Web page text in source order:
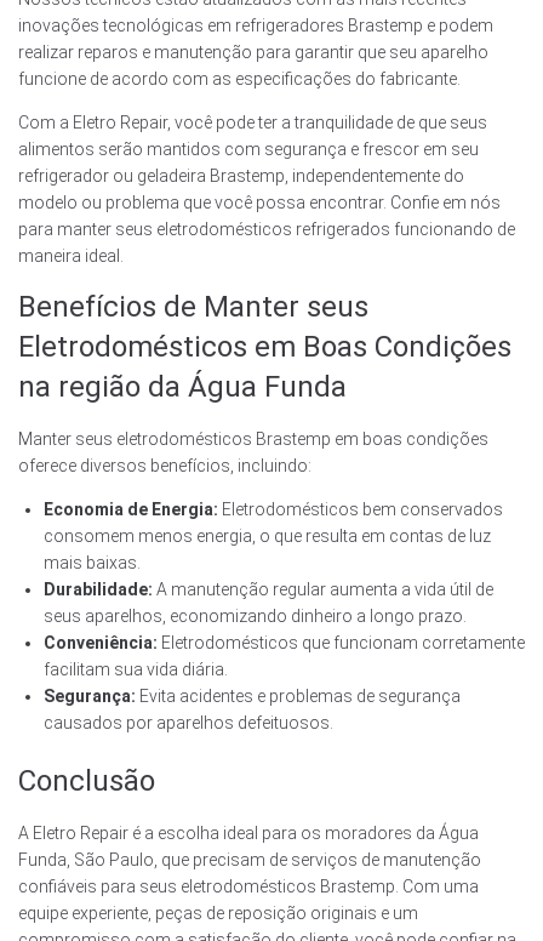
inovações tecnológicas em refrigeradores Brastemp e podem
realizar reparos e manutenção para garantir que seu aparelho
funcione de acordo com as especificações do fabricante.
Com a Eletro Repair, você pode ter a tranquilidade de que seus
alimentos serão mantidos com segurança e frescor em seu
refrigerador ou geladeira Brastemp, independentemente do
modelo ou problema que você possa encontrar. Confie em nós
para manter seus eletrodomésticos refrigerados funcionando de
maneira ideal.
Benefícios de Manter seus
Eletrodomésticos em Boas Condições
na região da Água Funda
Manter seus eletrodomésticos Brastemp em boas condições
oferece diversos benefícios, incluindo:
Economia de Energia: Eletrodomésticos bem conservados
consomem menos energia, o que resulta em contas de luz
mais baixas.
Durabilidade: A manutenção regular aumenta a vida útil de
seus aparelhos, economizando dinheiro a longo prazo.
Conveniência: Eletrodomésticos que funcionam corretamente
facilitam sua vida diária.
Segurança: Evita acidentes e problemas de segurança
causados por aparelhos defeituosos.
Conclusão
A Eletro Repair é a escolha ideal para os moradores da Água
Funda, São Paulo, que precisam de serviços de manutenção
confiáveis para seus eletrodomésticos Brastemp. Com uma
equipe experiente, peças de reposição originais e um